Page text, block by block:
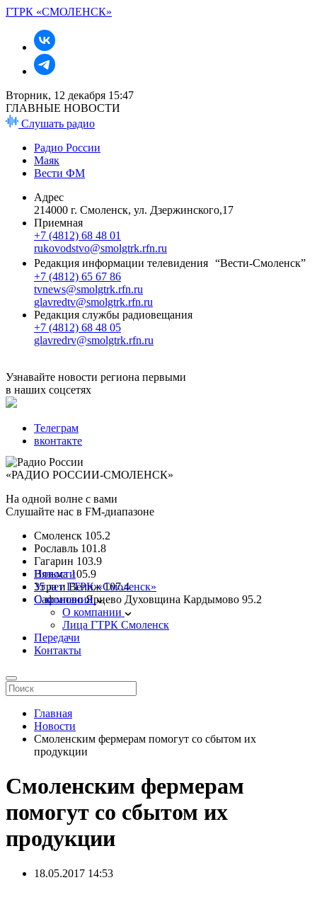
ГТРК «СМОЛЕНСК»
Вторник, 12 декабря 15:47
ГЛАВНЫЕ НОВОСТИ
Слушать радио
Радио России
Маяк
Вести ФМ
Адрес
214000 г. Смоленск, ул. Дзержинского,17
Приемная
+7 (4812) 68 48 01
rukovodstvo@smolgtrk.rfn.ru
Редакция информации телевидения “Вести-Смоленск”
+7 (4812) 65 67 86
tvnews@smolgtrk.rfn.ru
glavredtv@smolgtrk.rfn.ru
Редакция службы радиовещания
+7 (4812) 68 48 05
glavredrv@smolgtrk.rfn.ru
Узнавайте новости региона первыми
в наших соцсетях
Телеграм
вконтакте
«РАДИО РОССИИ-СМОЛЕНСК»
На одной волне с вами
Слушайте нас в FM-диапазоне
Смоленск 105.2
Рославль 101.8
Гагарин 103.9
Вязьма 105.9
Угра и Велиж 107.4
Сафоново Ярцево Духовщина Кардымово 95.2
Новости
35 лет ГТРК «Смоленск»
О компании
О компании
Лица ГТРК Смоленск
Передачи
Контакты
Главная
Новости
Смоленским фермерам помогут со сбытом их
продукции
Смоленским фермерам
помогут со сбытом их
продукции
18.05.2017 14:53